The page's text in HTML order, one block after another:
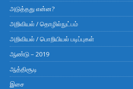
அடுத்தது என்ன?
அறிவியல் / தொழில்நுட்பம்
அறிவியல் / பொறியியல் படிப்புகள்
ஆண்டு – 2019
ஆத்திசூடி
இசை